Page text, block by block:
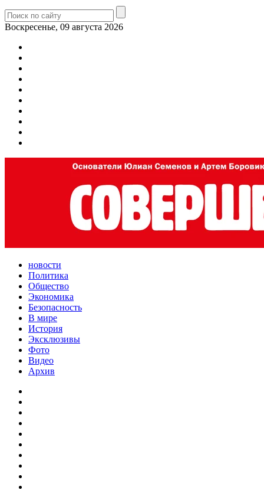
Воскресенье, 09 августа 2026
новости
Политика
Общество
Экономика
Безопасность
В мире
История
Эксклюзивы
Фото
Видео
Архив